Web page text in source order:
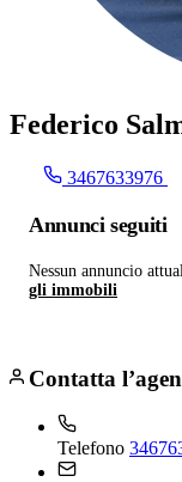
Federico
3467633976
Annunci seguiti
Nessun annuncio
gli immobili
Contatta
Telefono